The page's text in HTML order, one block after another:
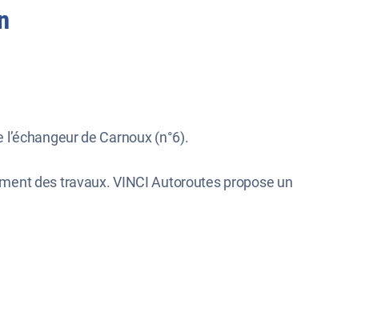
de Carnoux (n°6).
des travaux. VINCI Autoroutes propose un